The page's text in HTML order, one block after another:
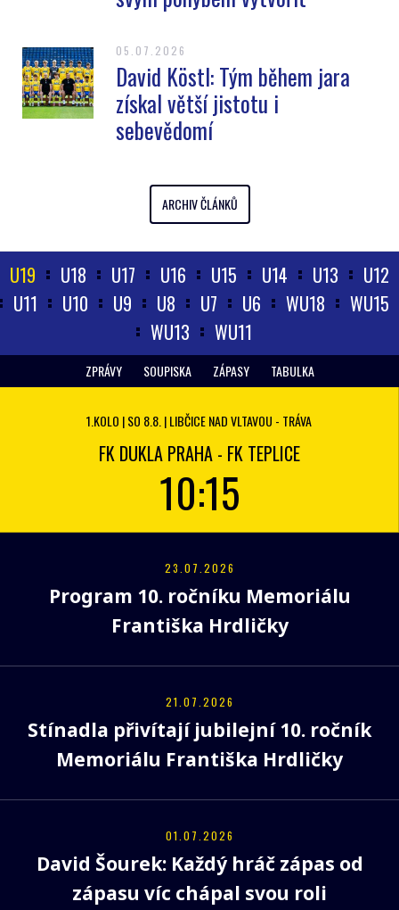
05.07.2026
David Köstl: Tým během jara
získal větší jistotu i
sebevědomí
ARCHIV ČLÁNKŮ
U19 U18 U17 U16 U15 U14 U13
U12
U11
U10 U9 U8 U7 U6 WU18
WU15
WU13
WU11
ZPRÁVY SOUPISKA ZÁPASY TABULKA
1.KOLO | SO 8.8. | LIBČICE NAD VLTAVOU - TRÁVA
FK DUKLA PRAHA - FK TEPLICE
10:15
23.07.2026
Program 10. ročníku Memoriálu
Františka Hrdličky
21.07.2026
Stínadla přivítají jubilejní 10. ročník
Memoriálu Františka Hrdličky
01.07.2026
David Šourek: Každý hráč zápas od
zápasu víc chápal svou roli